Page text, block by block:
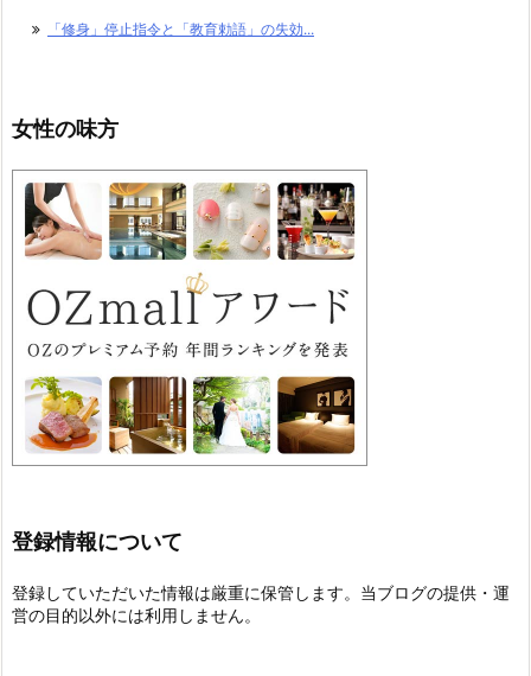
「修身」停止指令と「教育勅語」の失効...
女性の味方
登録情報について
登録していただいた情報は厳重に保管します。当ブログの提供・運
営の目的以外には利用しません。